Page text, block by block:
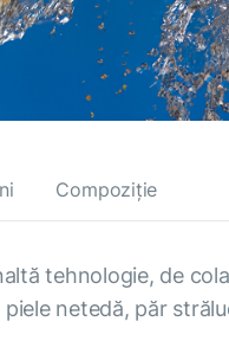
Compoziție
tehnologie, de
netedă, păr